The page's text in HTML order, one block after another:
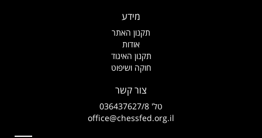
תקנון האתר
תקנון האיגוד
חוקה ושיפוט
צור קשר
office@chessfed.org.il